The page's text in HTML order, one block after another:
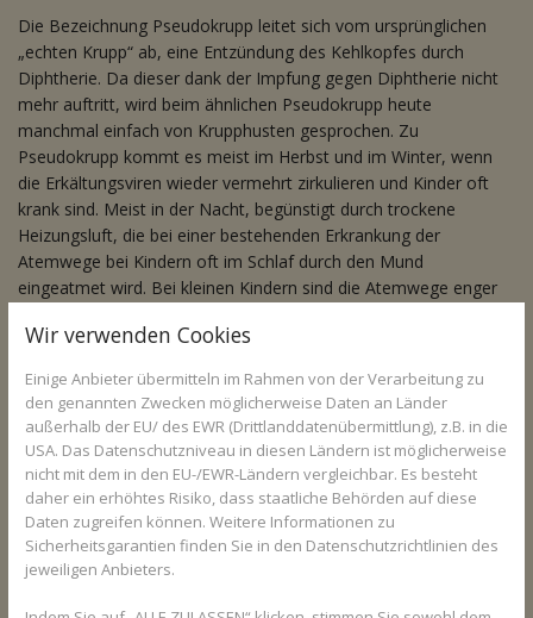
Die Bezeichnung Pseudokrupp leitet sich vom ursprünglichen
„echten Krupp“ ab, eine Entzündung des Kehlkopfes durch
Diphtherie. Da dieser dank der Impfung gegen Diphtherie nicht
mehr auftritt, wird beim ähnlichen Pseudokrupp heute
manchmal einfach von Krupphusten gesprochen. Zu
Pseudokrupp kommt es meist im Herbst und im Winter, wenn
die Erkältungsviren wieder vermehrt zirkulieren und Kinder oft
krank sind. Meist in der Nacht, begünstigt durch trockene
Heizungsluft, die bei einer bestehenden Erkrankung der
Atemwege bei Kindern oft im Schlaf durch den Mund
eingeatmet wird. Bei kleinen Kindern sind die Atemwege enger
sie leichter verengen.
Sie haben Fragen zu Pseudokrupp oder
Kindergesundheit im Allgemeinen? Gesundheits-
Experten und -Expertinnen aus Ihrer Region
beraten Sie gerne. Hier gelangen Sie zur
Expertensuche.
Wir verwenden Cookies
Einige Anbieter übermitteln im Rahmen von der Verarbeitung zu
den genannten Zwecken möglicherweise Daten an Länder
außerhalb der EU/ des EWR (Drittlanddatenübermittlung), z.B. in die
USA. Das Datenschutzniveau in diesen Ländern ist möglicherweise
nicht mit dem in den EU-/EWR-Ländern vergleichbar. Es besteht
daher ein erhöhtes Risiko, dass staatliche Behörden auf diese
Daten zugreifen können. Weitere Informationen zu
Sicherheitsgarantien finden Sie in den Datenschutzrichtlinien des
jeweiligen Anbieters.